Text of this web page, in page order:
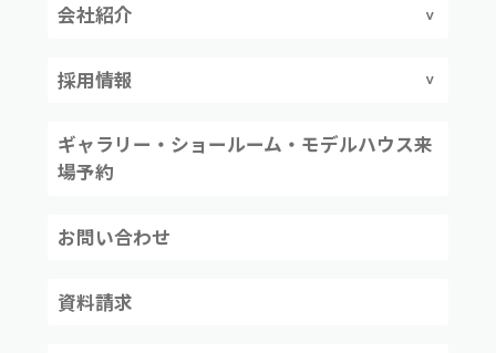
会社紹介
採用情報
ギャラリー・ショールーム・モデルハウス来
場予約
お問い合わせ
資料請求